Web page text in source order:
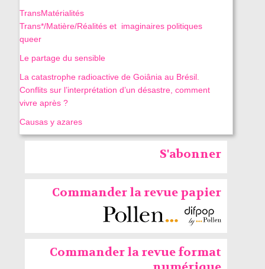
TransMatérialités
Trans*/Matière/Réalités et imaginaires politiques
queer
Le partage du sensible
La catastrophe radioactive de Goiânia au Brésil.
Conflits sur l’interprétation d’un désastre, comment
vivre après ?
Causas y azares
S'abonner
Commander la revue papier
Commander la revue format